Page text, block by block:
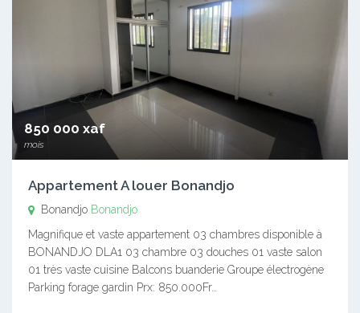
850 000 xaf
mois
Appartement A louer Bonandjo
Bonandjo Bonandjo
Magnifique et vaste appartement 03 chambres disponible à
BONANDJO DLA1 03 chambre 03 douches 01 vaste salon
01 très vaste cuisine Balcons buanderie Groupe électrogène
Parking forage gardin Prx: 850.000Fr…